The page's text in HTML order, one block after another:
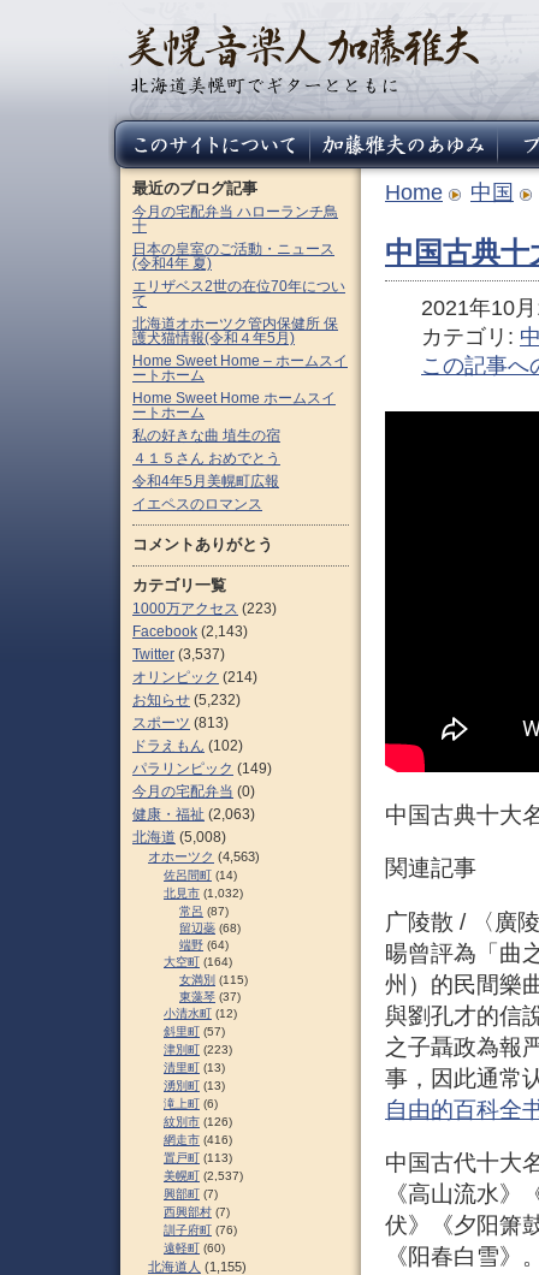
Home 中国
中国古典十
2021年10
カテゴリ:
この記事へ
中国古典十大
関連記事
广陵散 / 〈廣
暘曾評為「曲
州）的民間樂
與劉孔才的信
之子聶政為報
事，因此通常
自由的百科全
中国古代十大
《高山流水
伏》《夕阳箫
《阳春白雪》
最近のブログ記事
今月の宅配弁当 ハローランチ鳥
十
日本の皇室のご活動・ニュース
(令和4年 夏)
エリザベス2世の在位70年につい
て
北海道オホーツク管内保健所 保
護犬猫情報(令和４年5月)
Home Sweet Home – ホームスイ
ートホーム
Home Sweet Home ホームスイ
ートホーム
私の好きな曲 埴生の宿
４１５さん おめでとう
令和4年5月美幌町広報
イエペスのロマンス
コメントありがとう
カテゴリ一覧
1000万アクセス (223)
Facebook (2,143)
Twitter (3,537)
オリンピック (214)
お知らせ (5,232)
スポーツ (813)
ドラえもん (102)
パラリンピック (149)
今月の宅配弁当 (0)
健康・福祉 (2,063)
北海道 (5,008)
オホーツク (4,563)
佐呂間町 (14)
北見市 (1,032)
常呂 (87)
留辺蘂 (68)
端野 (64)
大空町 (164)
女満別 (115)
東藻琴 (37)
小清水町 (12)
斜里町 (57)
津別町 (223)
清里町 (13)
湧別町 (13)
滝上町 (6)
紋別市 (126)
網走市 (416)
置戸町 (113)
美幌町 (2,537)
興部町 (7)
西興部村 (7)
訓子府町 (76)
遠軽町 (60)
北海道人 (1,155)